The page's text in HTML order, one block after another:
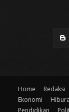
Home Redaksi
Ekonomi
Pendidikan